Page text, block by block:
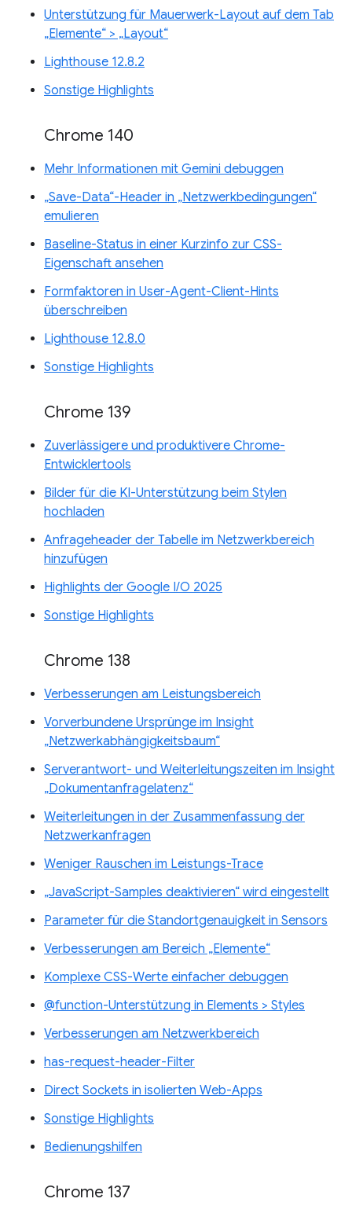
Unterstützung für Mauerwerk-Layout auf dem Tab
„Elemente“ > „Layout“
Lighthouse 12.8.2
Sonstige Highlights
Chrome 140
Mehr Informationen mit Gemini debuggen
„Save-Data“-Header in „Netzwerkbedingungen“
emulieren
Baseline-Status in einer Kurzinfo zur CSS-
Eigenschaft ansehen
Formfaktoren in User-Agent-Client-Hints
überschreiben
Lighthouse 12.8.0
Sonstige Highlights
Chrome 139
Zuverlässigere und produktivere Chrome-
Entwicklertools
Bilder für die KI-Unterstützung beim Stylen
hochladen
Anfrageheader der Tabelle im Netzwerkbereich
hinzufügen
Highlights der Google I/O 2025
Sonstige Highlights
Chrome 138
Verbesserungen am Leistungsbereich
Vorverbundene Ursprünge im Insight
„Netzwerkabhängigkeitsbaum“
Serverantwort- und Weiterleitungszeiten im Insight
„Dokumentanfragelatenz“
Weiterleitungen in der Zusammenfassung der
Netzwerkanfragen
Weniger Rauschen im Leistungs-Trace
„JavaScript-Samples deaktivieren“ wird eingestellt
Parameter für die Standortgenauigkeit in Sensors
Verbesserungen am Bereich „Elemente“
Komplexe CSS-Werte einfacher debuggen
@function-Unterstützung in Elements > Styles
Verbesserungen am Netzwerkbereich
has-request-header-Filter
Direct Sockets in isolierten Web-Apps
Sonstige Highlights
Bedienungshilfen
Chrome 137